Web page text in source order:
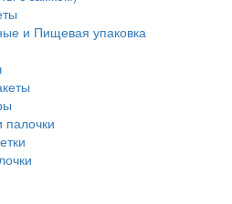
и Пищевая упаковка
палочки